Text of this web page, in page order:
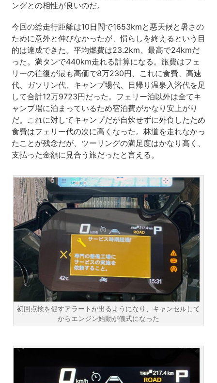
ングとの相性が良いのだ。
今回の総走行距離は10日間で1653kmと悪天候と暑さの
ために意外と伸びなかったが、慣らしを終えるという目
的は達成できた。平均燃費は23.2km、最高で24kmだ
った。満タンで440km走れる計算になる。旅費はフェ
リーの往復が最も高価で8万230円、これに食費、高速
代、ガソリン代、キャンプ場代、日帰り温泉入浴代を足
して合計12万9723円だった。フェリー泊以外は全てキ
ャンプ場に泊まっているため宿泊費がかなり安上がり
だ。これに対してキャンプだが自炊せずに外食したため
食費はフェリー代の次に高くなった。林道を走れなかっ
たことが残念だが、ツーリングの満足度はかなり高く、
支払った金額に見合う旅だったと言える。
初回点検を促すアラートが出るようになり、キャンセルして
からエンジン始動が儀式になった